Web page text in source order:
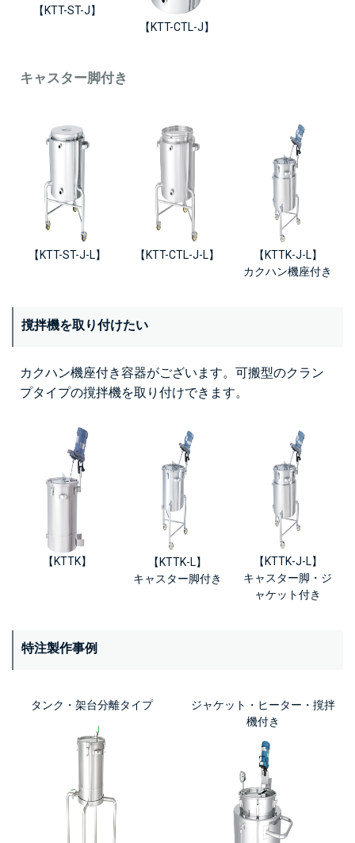
【KTT-ST-J】
【KTT-CTL-J】
キャスター脚付き
【KTT-ST-J-L】 【KTT-CTL-J-L】
【KTTK-J-L】
カクハン機座付き
撹拌機を取り付けたい
カクハン機座付き容器がございます。可搬型のクラン
プタイプの撹拌機を取り付けできます。
【KTTK】
【KTTK-L】
キャスター脚付き
【KTTK-J-L】
キャスター脚・ジ
ャケット付き
特注製作事例
タンク・架台分離タイプ
ジャケット・ヒーター・撹拌
機付き